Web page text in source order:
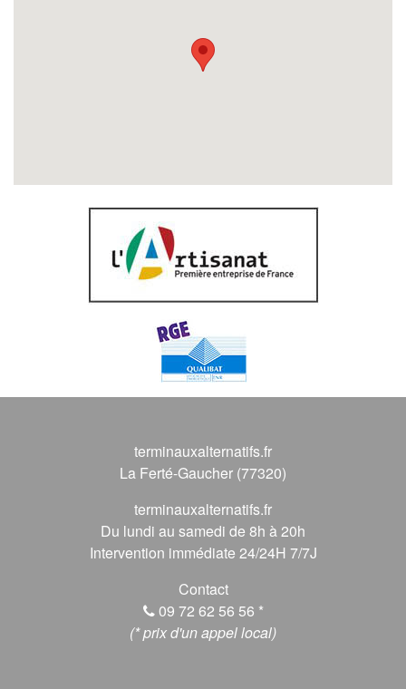
terminauxalternatifs.fr
La Ferté-Gaucher (77320)
terminauxalternatifs.fr
Du lundi au samedi de 8h à 20h
Intervention immédiate 24/24H 7/7J
Contact
09 72 62 56 56 *
(* prix d'un appel local)